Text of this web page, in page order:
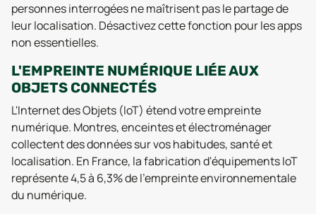
personnes interrogées ne maîtrisent pas le partage de
leur localisation. Désactivez cette fonction pour les apps
non essentielles.
L'EMPREINTE NUMÉRIQUE LIÉE AUX
OBJETS CONNECTÉS
L'Internet des Objets (IoT) étend votre empreinte
numérique. Montres, enceintes et électroménager
collectent des données sur vos habitudes, santé et
localisation. En France, la fabrication d'équipements IoT
représente 4,5 à 6,3% de l'empreinte environnementale
du numérique.